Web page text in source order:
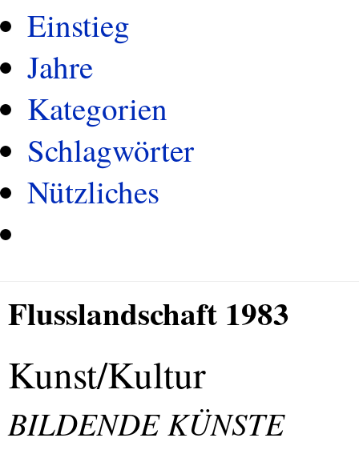
Einstieg
Jahre
Kategorien
Schlagwörter
Nützliches
Flusslandschaft 1983
Kunst/Kultur
BILDENDEKÜNSTE